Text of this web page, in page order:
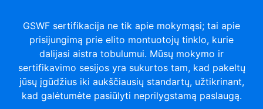
GSWF sertifikacija ne tik apie mokymąsi; tai apie
prisijungimą prie elito montuotojų tinklo, kurie
dalijasi aistra tobulumui. Mūsų mokymo ir
sertifikavimo sesijos yra sukurtos tam, kad pakeltų
jūsų įgūdžius iki aukščiausių standartų, užtikrinant,
kad galėtumėte pasiūlyti neprilygstamą paslaugą.